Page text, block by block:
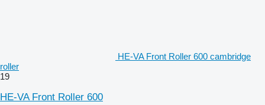
HE-VA Front Roller 600 cambridge
roller
19
HE-VA Front Roller 600